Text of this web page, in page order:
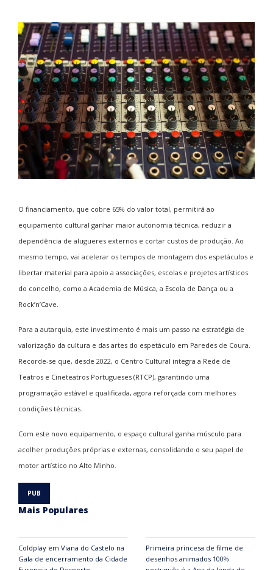
O financiamento, que cobre 65% do valor total, permitirá ao
equipamento cultural ganhar maior autonomia técnica, reduzir a
dependência de alugueres externos e cortar custos de produção. Ao
mesmo tempo, vai acelerar os tempos de montagem dos espetáculos e
libertar material para apoio a associações, escolas e projetos artísticos
do concelho, como a Academia de Música, a Escola de Dança ou a
Rock’n’Cave.
Para a autarquia, este investimento é mais um passo na estratégia de
valorização da cultura e das artes do espetáculo em Paredes de Coura.
Recorde-se que, desde 2022, o Centro Cultural integra a Rede de
Teatros e Cineteatros Portugueses (RTCP), garantindo uma
programação estável e qualificada, agora reforçada com melhores
condições técnicas.
Com este novo equipamento, o espaço cultural ganha músculo para
acolher produções próprias e externas, consolidando o seu papel de
motor artístico no Alto Minho.
Mais Populares
Coldplay em Viana do Castelo na
Gala de encerramento da Cidade
Primeira princesa de filme de
desenhos animados 100%